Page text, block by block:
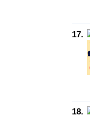
17.
18.